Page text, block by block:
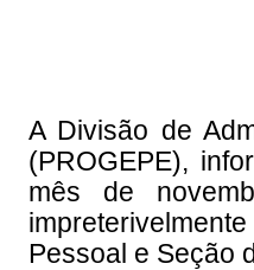
A Divisão de
(PROGEPE),
mês de
Pessoal e Seção